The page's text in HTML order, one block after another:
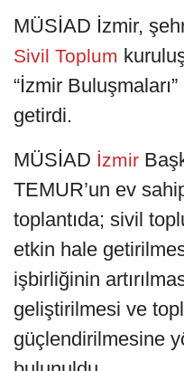
MÜSİAD İzmir,
Sivil Toplum
“İzmir
getirdi.
MÜSİAD İzmir
TEMUR’un ev
toplantıda; sivil
etkin hale
işbirliğinin
geliştirilmesi ve
güçlendirilmesine